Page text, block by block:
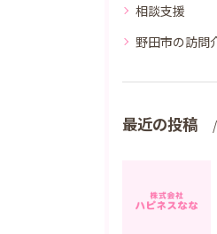
相談支援
野田市の訪問
最近の投稿